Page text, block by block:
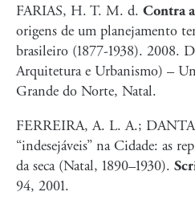
FARIAS, H. T. M. d. Contra
origens de um planejamento
brasileiro (1877-1938). 2008.
Arquitetura e Urbanismo) –
Grande do Norte, Natal.
FERREIRA, A. L. A.;
“indesejáveis” na Cidade: as
da seca (Natal, 1890–1930).
94, 2001.